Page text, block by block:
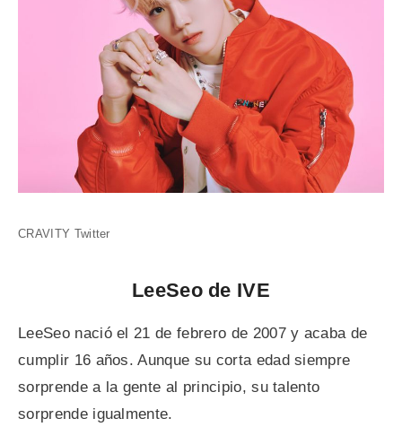
CRAVITY Twitter
LeeSeo de IVE
LeeSeo nació el 21 de febrero de 2007 y acaba de
cumplir 16 años. Aunque su corta edad siempre
sorprende a la gente al principio, su talento
sorprende igualmente.